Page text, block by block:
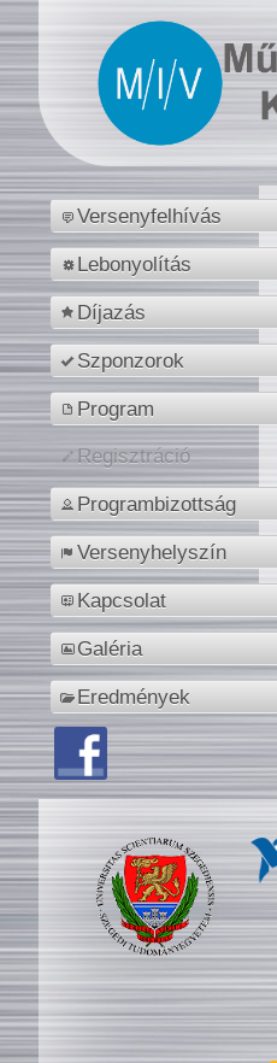
Versenyfelhívás
Lebonyolítás
Díjazás
Szponzorok
Program
Regisztráció
Programbizottság
Versenyhelyszín
Kapcsolat
Galéria
Eredmények